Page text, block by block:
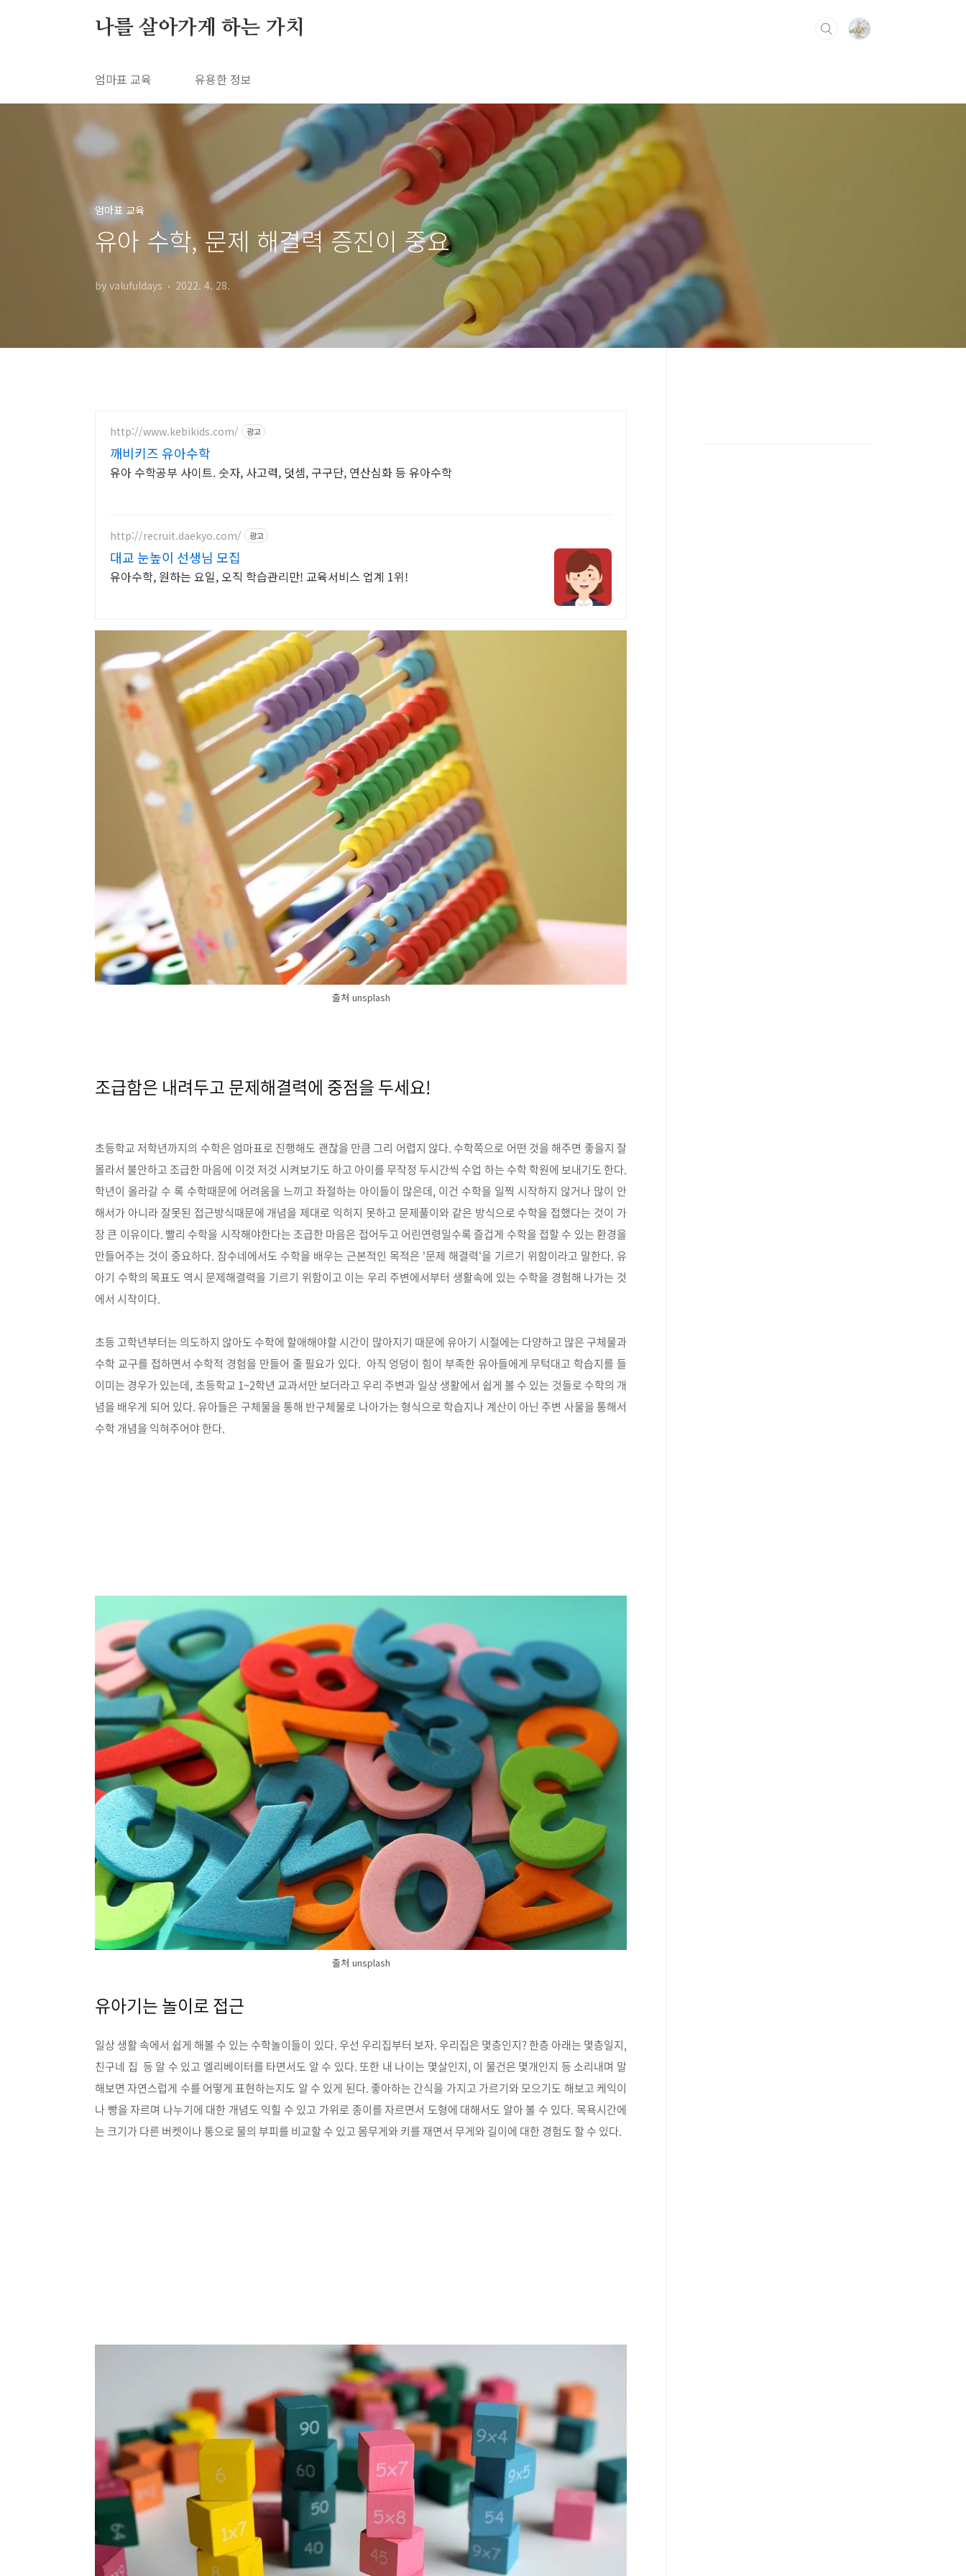
나를 살아가게 하는 가치
엄마표 교육 유용한 정보
엄마표 교육
유아 수학, 문제 해결력 증진이 중요
by valufuldays 2022. 4. 28.
http://www.kebikids.com/ 광고
깨비키즈 유아수학
유아 수학공부 사이트. 숫자, 사고력, 덧셈, 구구단, 연산심화 등 유아수학
http://recruit.daekyo.com/ 광고
대교 눈높이 선생님 모집
유아수학, 원하는 요일, 오직 학습관리만! 교육서비스 업계 1위!
출처 unsplash
조급함은 내려두고 문제해결력에 중점을 두세요!
초등학교 저학년까지의 수학은 엄마표로 진행해도 괜찮을 만큼 그리 어렵지 않다. 수학쪽으로 어떤 것을 해주면 좋을지 잘
몰라서 불안하고 조급한 마음에 이것 저것 시켜보기도 하고 아이를 무작정 두시간씩 수업 하는 수학 학원에 보내기도 한다.
학년이 올라갈 수 록 수학때문에 어려움을 느끼고 좌절하는 아이들이 많은데, 이건 수학을 일찍 시작하지 않거나 많이 안
해서가 아니라 잘못된 접근방식때문에 개념을 제대로 익히지 못하고 문제풀이와 같은 방식으로 수학을 접했다는 것이 가
장 큰 이유이다. 빨리 수학을 시작해야한다는 조급한 마음은 접어두고 어린연령일수록 즐겁게 수학을 접할 수 있는 환경을
만들어주는 것이 중요하다. 잠수네에서도 수학을 배우는 근본적인 목적은 '문제 해결력'을 기르기 위함이라고 말한다. 유
아기 수학의 목표도 역시 문제해결력을 기르기 위함이고 이는 우리 주변에서부터 생활속에 있는 수학을 경험해 나가는 것
에서 시작이다.
초등 고학년부터는 의도하지 않아도 수학에 할애해야할 시간이 많아지기 때문에 유아기 시절에는 다양하고 많은 구체물과
수학 교구를 접하면서 수학적 경험을 만들어 줄 필요가 있다. 아직 엉덩이 힘이 부족한 유아들에게 무턱대고 학습지를 들
이미는 경우가 있는데, 초등학교 1~2학년 교과서만 보더라고 우리 주변과 일상 생활에서 쉽게 볼 수 있는 것들로 수학의 개
념을 배우게 되어 있다. 유아들은 구체물을 통해 반구체물로 나아가는 형식으로 학습지나 계산이 아닌 주변 사물을 통해서
수학 개념을 익혀주어야 한다.
출처 unsplash
유아기는 놀이로 접근
일상 생활 속에서 쉽게 해볼 수 있는 수학놀이들이 있다. 우선 우리집부터 보자. 우리집은 몇층인지? 한층 아래는 몇층일지,
친구네 집 등 알 수 있고 엘리베이터를 타면서도 알 수 있다. 또한 내 나이는 몇살인지, 이 물건은 몇개인지 등 소리내며 말
해보면 자연스럽게 수를 어떻게 표현하는지도 알 수 있게 된다. 좋아하는 간식을 가지고 가르기와 모으기도 해보고 케익이
나 빵을 자르며 나누기에 대한 개념도 익힐 수 있고 가위로 종이를 자르면서 도형에 대해서도 알아 볼 수 있다. 목욕시간에
는 크기가 다른 버켓이나 통으로 물의 부피를 비교할 수 있고 몸무게와 키를 재면서 무게와 길이에 대한 경험도 할 수 있다.